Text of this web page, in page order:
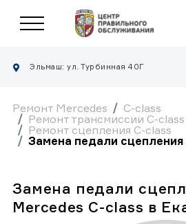
Эльмаш: ул. Турбинная 40Г
Ремонт Mercedes
C-class
Ремонт трансмиссии C-class
Ремонт сцепления C-class
Замена педали сцепления
Замена педали
Mercedes C-class в